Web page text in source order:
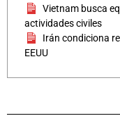
Vietnam busca
actividades civiles
Irán condiciona
EEUU